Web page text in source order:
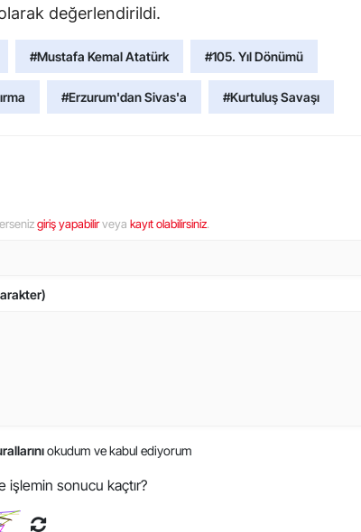
değerlendirildi.
#Mustafa Kemal Atatürk #105. Yıl Dönümü
#Erzurum'dan Sivas'a #Kurtuluş Savaşı
giriş yapabilirveya kayıt olabilirsiniz.
okudum ve kabul ediyorum
işlemin sonucu kaçtır?